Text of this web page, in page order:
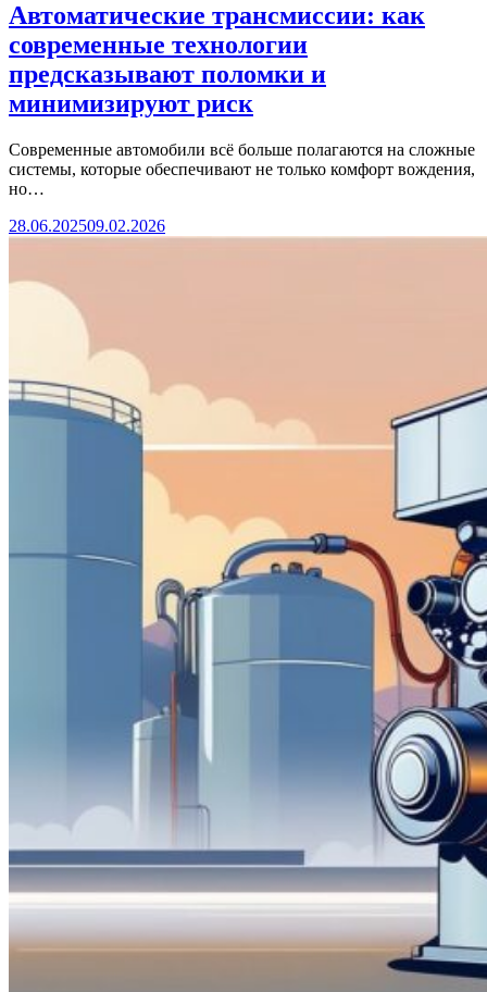
Автоматические трансмиссии: как
современные технологии
предсказывают поломки и
минимизируют риск
Современные автомобили всё больше полагаются на сложные
системы, которые обеспечивают не только комфорт вождения,
но…
28.06.202509.02.2026